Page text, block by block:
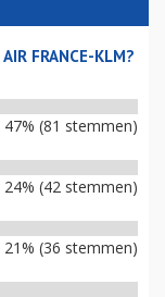
FRANCE-KLM?
47% (81 stemmen)
24% (42 stemmen)
21% (36 stemmen)